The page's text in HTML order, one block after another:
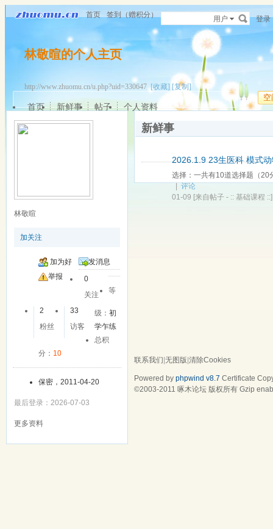
首页 签到（赠积分） 用户 登录
林敬暄的个人主页
http://www.zhuomu.cn/u.php?uid=330647[收藏] [复制]
空
首页 新鲜事 帖子 个人资料
林敬暄
加关注
加为好
友
发消息
举报
0
关注
2
粉丝
33
访客
等
级：初
学乍练
总积
分： 10
保密，2011-04-20
最后登录：2026-07-03
更多资料
新鲜事
2026.1.9 23生医科 模式
选择：一共有10道选择题（20
|评论
01-09 [来自帖子 - :: 基础课程 ::]
联系我们 无图版 清除Cookies
Powered by phpwind v8.7 Certificate
©2003-2011 啄木论坛 版权所有 Gzip